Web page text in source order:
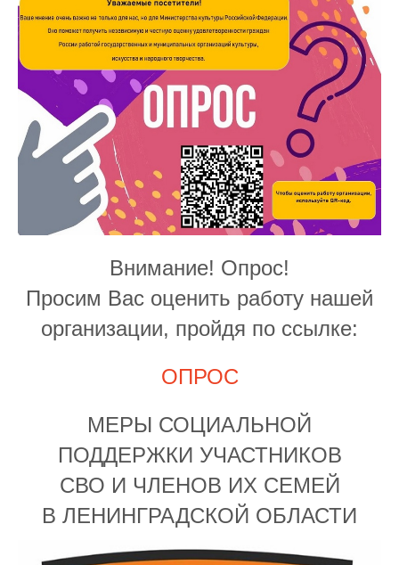
Внимание! Опрос!
Просим Вас оценить работу нашей
организации, пройдя по ссылке:
ОПРОС
МЕРЫ СОЦИАЛЬНОЙ
ПОДДЕРЖКИ УЧАСТНИКОВ
СВО И ЧЛЕНОВ ИХ СЕМЕЙ
В ЛЕНИНГРАДСКОЙ ОБЛАСТИ